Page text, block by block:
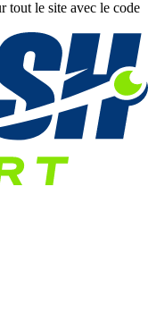
tout le site avec le code